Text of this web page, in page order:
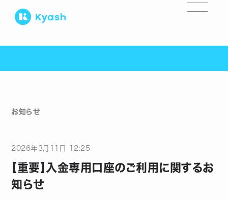
お知らせ
2026年 3月 日 12:25
【重要】入金専用口座のご利用に関するお
知らせ